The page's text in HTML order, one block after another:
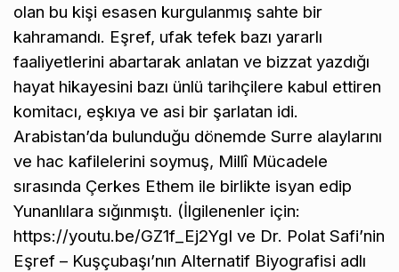
olan bu kişi esasen kurgulanmış sahte bir
kahramandı. Eşref, ufak tefek bazı yararlı
faaliyetlerini abartarak anlatan ve bizzat yazdığı
hayat hikayesini bazı ünlü tarihçilere kabul ettiren
komitacı, eşkıya ve asi bir şarlatan idi.
Arabistan’da bulunduğu dönemde Surre alaylarını
ve hac kafilelerini soymuş, Millî Mücadele
sırasında Çerkes Ethem ile birlikte isyan edip
Yunanlılara sığınmıştı. (İlgilenenler için:
https://youtu.be/GZ1f_Ej2YgI ve Dr. Polat Safi’nin
Eşref – Kuşçubaşı’nın Alternatif Biyografisi adlı